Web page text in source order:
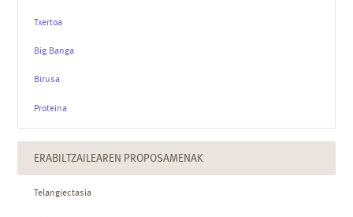
Txertoa
Big Banga
Birusa
Proteina
ERABILTZAILEAREN PROPOSAMENAK
Telangiectasia